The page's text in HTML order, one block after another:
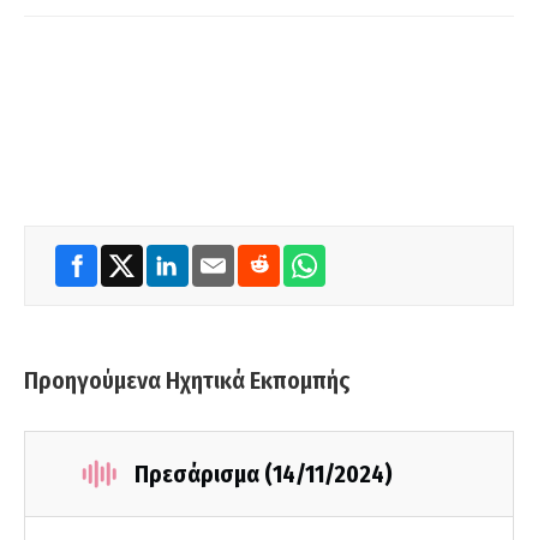
Προηγούμενα Ηχητικά Εκπομπής
Πρεσάρισμα (14/11/2024)